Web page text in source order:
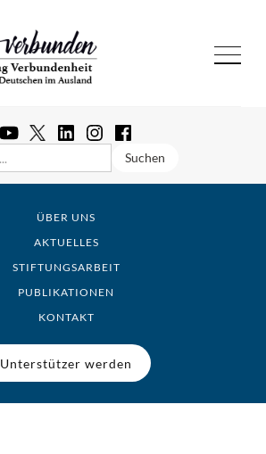
ÜBER UNS
AKTUELLES
STIFTUNGSARBEIT
PUBLIKATIONEN
KONTAKT
Unterstützer werden